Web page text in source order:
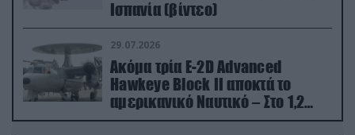
Ισπανία (βίντεο)
29.07.2026
Ακόμα τρία E-2D Advanced
Hawkeye Block II αποκτά το
αμερικανικό Ναυτικό – Στο 1,2
δισ.δολάρια το κόστος